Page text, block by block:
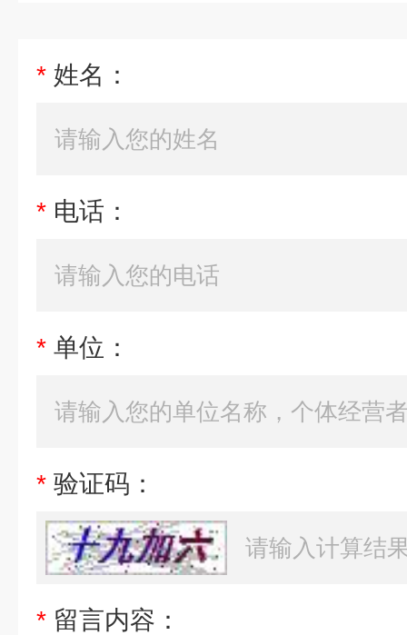
* 姓名：
* 电话：
* 单位：
* 验证码：
* 留言内容：